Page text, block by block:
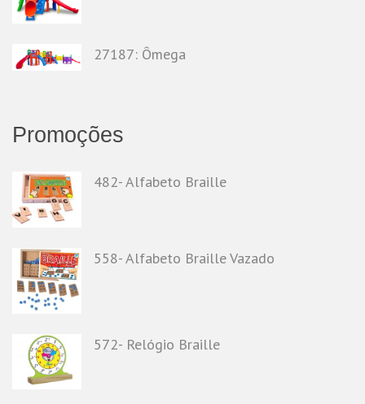
27187: Ômega
Promoções
482- Alfabeto Braille
558- Alfabeto Braille Vazado
572- Relógio Braille